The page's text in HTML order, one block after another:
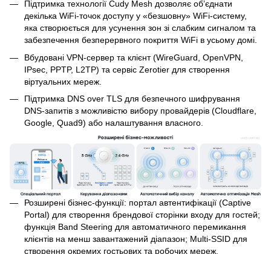
Підтримка технології Cudy Mesh дозволяє об’єднати
декілька WiFi-точок доступу у «безшовну» WiFi-систему,
яка створюється для усунення зон зі слабким сигналом та
забезпечення безперервного покриття WiFi в усьому домі.
Вбудовані VPN-сервер та клієнт (WireGuard, OpenVPN,
IPsec, PPTP, L2TP) та сервіс Zerotier для створення
віртуальних мереж.
Підтримка DNS over TLS для безпечного шифрування
DNS-запитів з можливістю вибору провайдерів (Cloudflare,
Google, Quad9) або налаштування власного.
Розширені бізнес-функції: портал автентифікації (Captive
Portal) для створення брендової сторінки входу для гостей;
функція Band Steering для автоматичного перемикання
клієнтів на менш завантажений діапазон; Multi-SSID для
створення окремих гостьових та робочих мереж.